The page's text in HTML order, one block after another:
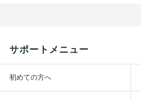
サポートメニュー
初めての方へ